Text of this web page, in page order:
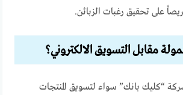
على تحقيق رغبات الزبائن.
مقابل التسويق الالكتروني؟
“كليك بانك” سواء لتسويق المنتجات